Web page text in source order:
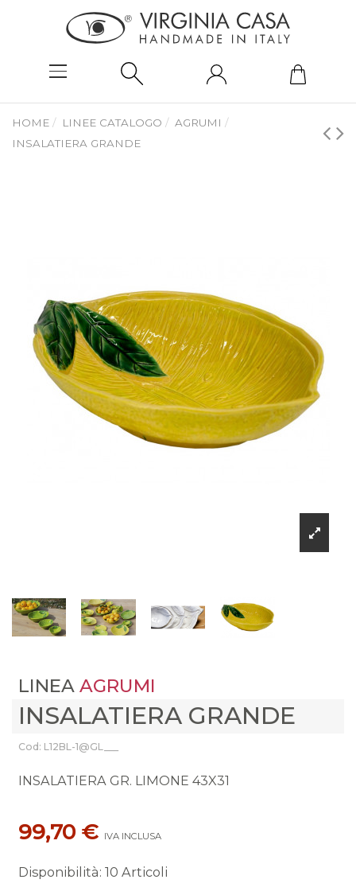
HOME LINEE CATALOGO
AGRUMI
INSALATIERA GRANDE
LINEA AGRUMI
INSALATIERA GRANDE
Cod: L12BL-1@GL___
INSALATIERA GR. LIMONE 43X31
99,70 € IVA INCLUSA
Disponibilità: 10 Articoli